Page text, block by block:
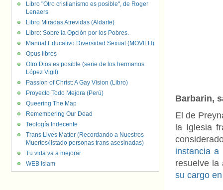
Barbarin,
El de
la Iglesia
instancia a
resuelve
su cargo
Libro "Otro cristianismo es posible", de Roger
Lenaers
Libro Miradas Atrevidas (Aldarte)
Libro: Sobre la Opción por los Pobres.
Manual Educativo Diversidad Sexual (MOVILH)
Opus libros
Otro Dios es posible (serie de los hermanos
López Vigil)
Passion of Christ: A Gay Vision (Libro)
Proyecto Todo Mejora (Perú)
Queering The Map
Remembering Our Dead
Teología Indecente
Trans Lives Matter (Recordando a Nuestros
Muertos/listado personas trans asesinadas)
Tu vida va a mejorar
WEB Islam